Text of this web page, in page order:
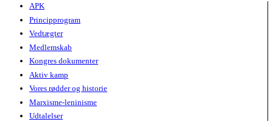
APK
Principprogram
Vedtægter
Medlemskab
Kongres dokumenter
Aktiv kamp
Vores rødder og historie
Marxisme-leninisme
Udtalelser